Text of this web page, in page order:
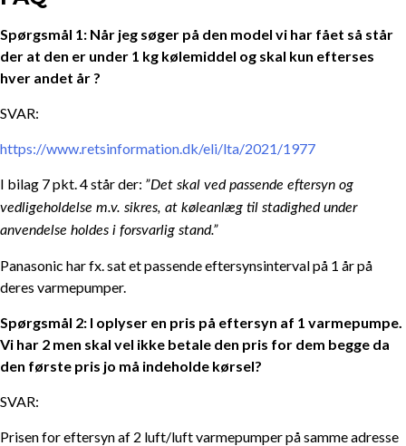
Spørgsmål 1: Når jeg søger på den model vi har fået så står
der at den er under 1 kg kølemiddel og skal kun efterses
hver andet år ?
SVAR:
https://www.retsinformation.dk/eli/lta/2021/1977
I bilag 7 pkt. 4 står der: ”Det skal ved passende eftersyn og
vedligeholdelse m.v. sikres, at køleanlæg til stadighed under
anvendelse holdes i forsvarlig stand.”
Panasonic har fx. sat et passende eftersynsinterval på 1 år på
deres varmepumper.
Spørgsmål 2: I oplyser en pris på eftersyn af 1 varmepumpe.
Vi har 2 men skal vel ikke betale den pris for dem begge da
den første pris jo må indeholde kørsel?
SVAR:
Prisen for eftersyn af 2 luft/luft varmepumper på samme adresse